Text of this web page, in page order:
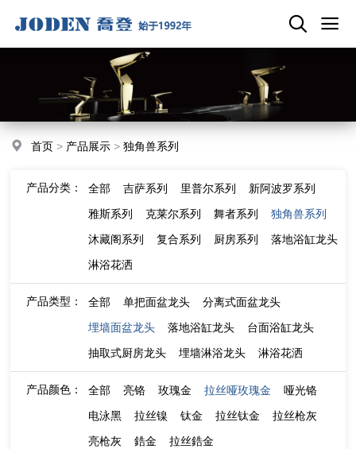
首页 > 产品展示 >独角兽系列
产品分类： 全部 吉萨系列 里普尔系列
新阿波罗系列
雅斯系列
克莱尔系列 舞者系列
独角兽系列
沐藏阁系列
复合系列 厨房系列
落地浴缸龙头
淋浴花洒
产品类型： 全部 单把面盆龙头
分离式面盆龙头
埋墙面盆龙头
落地浴缸龙头
台面浴缸龙头
抽取式厨房龙头
埋墙淋浴龙头 淋浴花洒
产品颜色： 全部 亮铬 玫瑰金 拉丝哑玫瑰金
哑光铬
电泳黑
拉丝镍 钛金 拉丝钛金
拉丝枪灰
亮枪灰
鋯金 拉丝鋯金